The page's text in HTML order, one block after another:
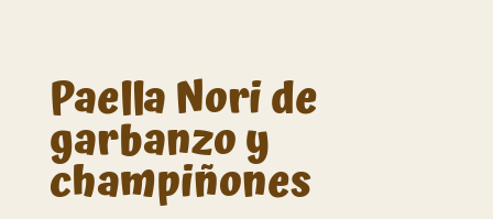
Paella Nori de
garbanzo y
champiñones